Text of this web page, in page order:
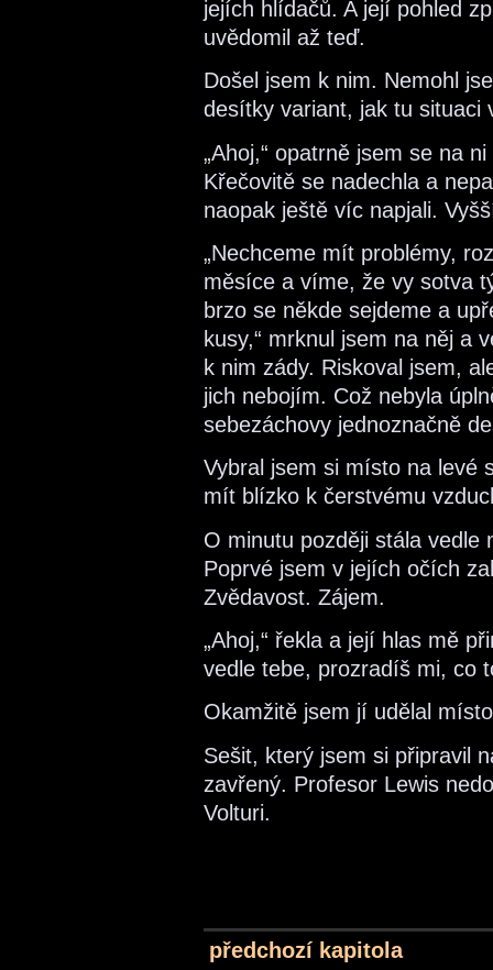
jejích hlídačů. A její pohled
uvědomil až teď.
Došel jsem k nim. Nemohl
desítky variant, jak tu situaci
„Ahoj,“ opatrně jsem se na
Křečovitě se nadechla a
naopak ještě víc napjali.
„Nechceme mít problémy,
měsíce a víme, že vy sotva
brzo se někde sejdeme a
kusy,“ mrknul jsem na něj a
k nim zády. Riskoval jsem,
jich nebojím. Což nebyla
sebezáchovy jednoznačně
Vybral jsem si místo na levé
mít blízko k čerstvému
O minutu později stála
Poprvé jsem v jejích očích
Zvědavost. Zájem.
„Ahoj,“ řekla a její hlas mě
vedle tebe, prozradíš mi, co
Okamžitě jsem jí udělal
Sešit, který jsem si připravil
zavřený. Profesor Lewis
Volturi.
předchozí kapitola